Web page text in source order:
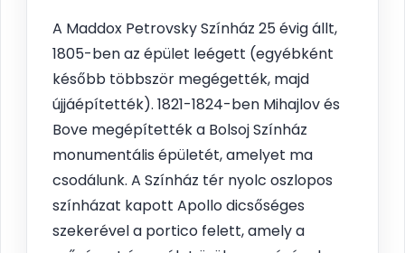
A Maddox Petrovsky Színház 25 évig állt,
1805-ben az épület leégett (egyébként
később többször megégették, majd
újjáépítették). 1821-1824-ben Mihajlov és
Bove megépítették a Bolsoj Színház
monumentális épületét, amelyet ma
csodálunk. A Színház tér nyolc oszlopos
színházat kapott Apollo dicsőséges
szekerével a portico felett, amely a